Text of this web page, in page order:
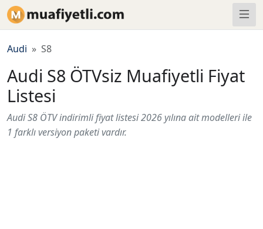
Audi S8
Audi S8 ÖTVsiz Muafiyetli Fiyat
Listesi
Audi S8 ÖTV indirimli fiyat listesi 2026 yılına ait modelleri ile
1 farklı versiyon paketi vardır.